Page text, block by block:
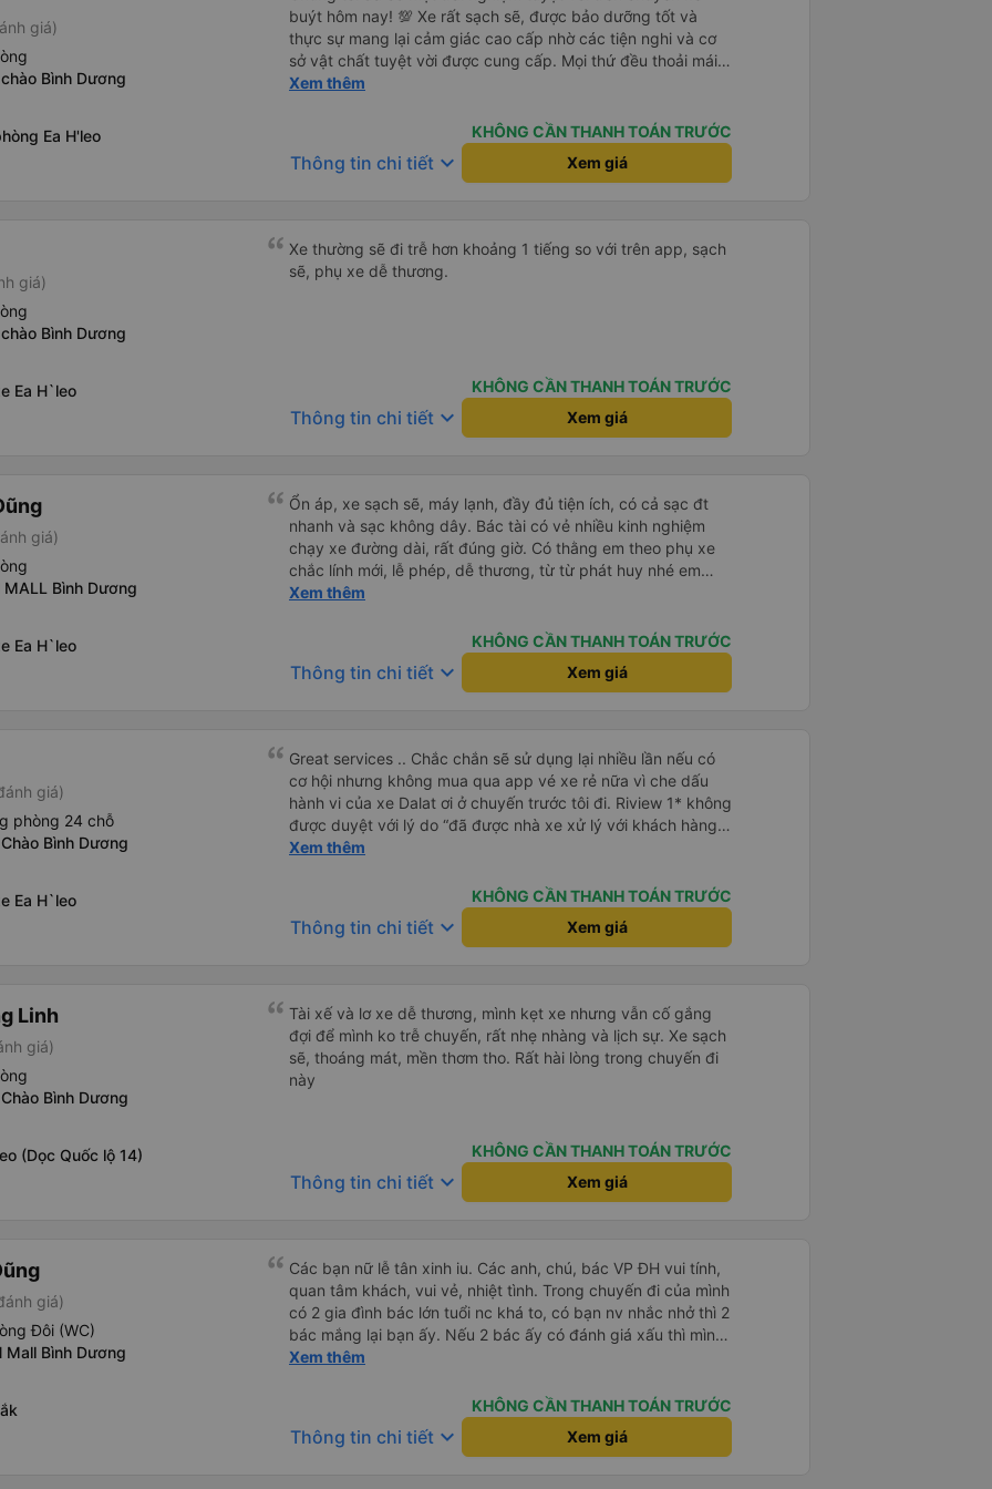
giá)
Bình Dương
Ea H'leo
buýt hôm nay! 💯 Xe rất sạch sẽ, được bảo dưỡng tốt và
thực sự mang lại cảm giác cao cấp nhờ các tiện nghi và cơ
sở vật chất tuyệt vời được cung cấp. Mọi thứ đều thoải mái
và ngăn nắp. Nhân viên và tài xế rất tốt bụng, hữu ích và
căng thẳng. Sự chuyên nghiệp của họ thực sự nổi bật. Nhìn
chung, đó là trải nghiệm du lịch tốt nhất đối với tôi và gia
đình. Chúng tôi rất vui và hài lòng từ đầu đến cuối. Rất đáng
thứ đều diễn ra suôn sẻ!
Xem thêm
KHÔNG CẦN THANH TOÁN TRƯỚC
Thông tin chi tiết keyboard_arrow_down Xem giá
giá)
Bình Dương
Ea H`leo
Xe thường sẽ đi trễ hơn khoảng 1 tiếng so với trên app, sạch
sẽ, phụ xe dễ thương.
KHÔNG CẦN THANH TOÁN TRƯỚC
Thông tin chi tiết keyboard_arrow_down Xem giá
giá)
MALL Bình Dương
Ea H`leo
Ổn áp, xe sạch sẽ, máy lạnh, đầy đủ tiện ích, có cả sạc đt
nhanh và sạc không dây. Bác tài có vẻ nhiều kinh nghiệm
chạy xe đường dài, rất đúng giờ. Có thằng em theo phụ xe
chắc lính mới, lễ phép, dễ thương, từ từ phát huy nhé em
trai. 😊
Xem thêm
KHÔNG CẦN THANH TOÁN TRƯỚC
Thông tin chi tiết keyboard_arrow_down Xem giá
giá)
phòng 24 chỗ
Bình Dương
Ea H`leo
Great services .. Chắc chắn sẽ sử dụng lại nhiều lần nếu có
cơ hội nhưng không mua qua app vé xe rẻ nữa vì che dấu
hành vi của xe Dalat ơi ở chuyến trước tôi đi. Riview 1* không
được duyệt với lý do “đã được nhà xe xử lý với khách hàng”
trong khi tôi là khách hàng và trải nghiệm của tôi lại nói là đã
lần này nữa. Sau lần này cả Cty tôi sẽ xóa app vé xe rẻ Vĩnh
viễn vì xử lý tào lao này. Chúng tôi cũng sẽ viết bài trên các
nền tảng về trải nghiệm của tôi cả về Dalat lẫn vé xe rẻ. Xin
Xem thêm
KHÔNG CẦN THANH TOÁN TRƯỚC
Thông tin chi tiết keyboard_arrow_down Xem giá
Linh
giá)
Bình Dương
(Dọc Quốc lộ 14)
Tài xế và lơ xe dễ thương, mình kẹt xe nhưng vẫn cố gắng
đợi để mình ko trễ chuyến, rất nhẹ nhàng và lịch sự. Xe sạch
sẽ, thoáng mát, mền thơm tho. Rất hài lòng trong chuyến đi
này
KHÔNG CẦN THANH TOÁN TRƯỚC
Thông tin chi tiết keyboard_arrow_down Xem giá
giá)
Đôi (WC)
Mall Bình Dương
Các bạn nữ lễ tân xinh iu. Các anh, chú, bác VP ĐH vui tính,
quan tâm khách, vui vẻ, nhiệt tình. Trong chuyến đi của mình
có 2 gia đình bác lớn tuổi nc khá to, có bạn nv nhắc nhở thì 2
bác mắng lại bạn ấy. Nếu 2 bác ấy có đánh giá xấu thì mình
ngược lại nha. Bạn ấy nhắc nhở rất đúng. 2 bác nói rất to. To
nhau xuất hiện trong giấc mơ của mình luôn. Nên nếu bạn ấy
bị phản ánh thì đừng trừ lương bạn ấy nha. Nếu bạn ấy bị trừ
thì bảo bạn ấy liên hệ sđt của mình, mình hỗ trợ ạ. Số mình
Xem thêm
KHÔNG CẦN THANH TOÁN TRƯỚC
Thông tin chi tiết keyboard_arrow_down Xem giá